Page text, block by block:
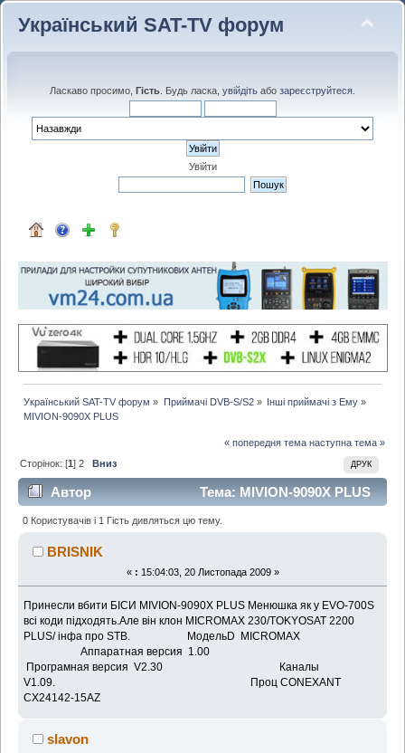
Український SAT-TV форум
Ласкаво просимо, Гість . Будь ласка, увійдіть або зареєструйтеся
Увійти
Український SAT-TV форум » Приймачі DVB-S/S2» Інші приймачі з Ему»
MIVION-9090X PLUS
« попередня тема наступна тема »
ДРУК
Сторінок: [1]2 Вниз
Автор
Тема: MIVION-9090X PLUS
(Прочитано 5599 раз)
0 Користувачів і 1 Гість дивляться цю тему.
BRISNIK
« : 15:04:03, 20 Листопада 2009 »
Принесли вбити БІСИ MIVION-9090X PLUS Менюшка як у EVO-700S
всі коди підходять.Але він клон MICROMAX 230/TOKYOSAT 2200
PLUS/ інфа про STB. МодельD MICROMAX
Аппаратная версия 1.00
Програмная версия V2.30 Каналы
V1.09. Проц CONEXANT
CX24142-15AZ
slavon